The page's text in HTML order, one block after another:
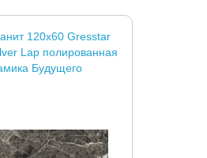
120x60 Gresstar
Lap полированная
Будущего